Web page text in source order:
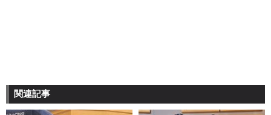
関連記事